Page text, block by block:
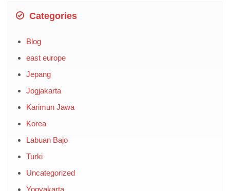
Categories
Blog
east europe
Jepang
Jogjakarta
Karimun Jawa
Korea
Labuan Bajo
Turki
Uncategorized
Yogyakarta